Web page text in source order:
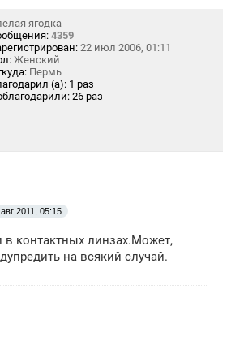
ягодка
4359
22 июл 2006, 01:11
Женский
Пермь
(а): 1 раз
26 раз
2011, 05:15
контактных линзах.Может,
на всякий случай.